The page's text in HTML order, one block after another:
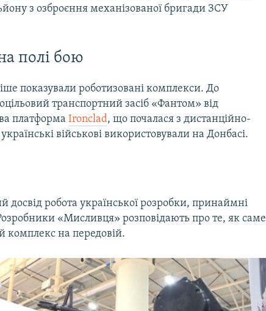
з озброєння механізованої бригади ЗСУ
полі бою
показували роботизовані комплекси. До
транспортний засіб «Фантом» від
платформаIronclad, що почалася з дистанційно-
військові використовували на Донбасі.
досвід робота української розробки, принаймні
«Мисливця» розповідають про те, як саме
комплекс на передовій.